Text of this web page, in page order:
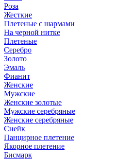
Роза
Жесткие
Плетеные с шармами
На черной нитке
Плетеные
Серебро
Золото
Эмаль
Фианит
Женские
Мужские
Женские золотые
Мужские серебряные
Женские серебряные
Снейк
Панцирное плетение
Якорное плетение
Бисмарк